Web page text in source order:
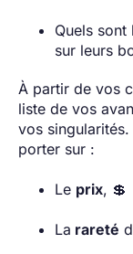
Quels
sur leurs
À partir de vos
liste de vos
vos
porter sur :
Le prix, 💲
La rareté